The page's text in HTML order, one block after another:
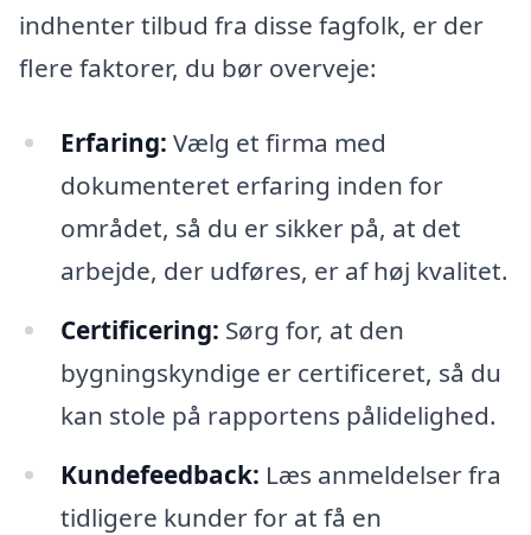
indhenter tilbud fra disse fagfolk, er der
flere faktorer, du bør overveje:
Erfaring: Vælg et firma med
dokumenteret erfaring inden for
området, så du er sikker på, at det
arbejde, der udføres, er af høj kvalitet.
Certificering: Sørg for, at den
bygningskyndige er certificeret, så du
kan stole på rapportens pålidelighed.
Kundefeedback: Læs anmeldelser fra
tidligere kunder for at få en